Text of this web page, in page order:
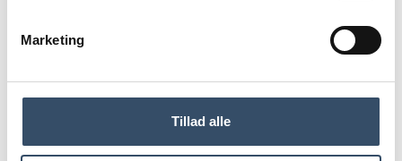
Marketing
Tillad alle
logget ind for